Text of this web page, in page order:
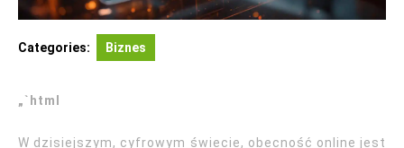
Categories: Biznes
„`html
W dzisiejszym, cyfrowym świecie, obecność online jest